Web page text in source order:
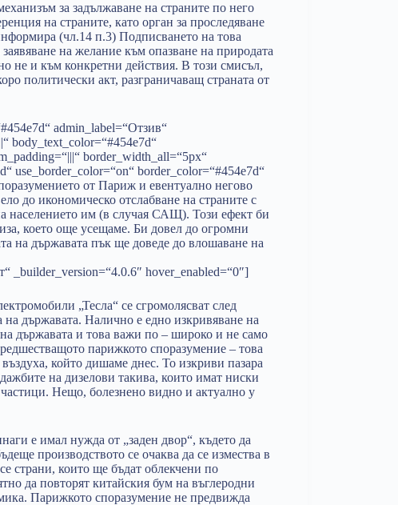
за задължаване на страните по него
на страните, като орган за проследяване
(чл.14 п.3) Подписването на това
на желание към опазване на природата
не и към конкретни действия. В този смисъл,
политически акт, разграничаващ страната от
admin_label=“Отзив“
body_text_color=“#454e7d“
border_width_all=“5px“
use_border_color=“on“ border_color=“#454e7d“
от Париж и евентуално негово
до икономическо отслабване на страните с
населението им (в случая САЩ). Този ефект би
което още усещаме. Би довел до огромни
на държавата пък ще доведе до влошаване на
_builder_version=“4.0.6″ hover_enabled=“0″]
„Тесла“ се сгромолясват след
държавата. Налично е едно изкривяване на
държавата и това важи по – широко и не само
парижкото споразумение – това
който дишаме днес. То изкриви пазара
на дизелови такива, които имат ниски
Нещо, болезнено видно и актуално у
е имал нужда от „заден двор“, където да
производството се очаква да се измества в
страни, които ще бъдат облекчени по
да повторят китайския бум на въглеродни
Парижкото споразумение не предвижда